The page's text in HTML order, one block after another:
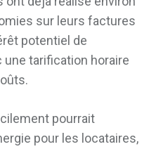
sur leurs factures
potentiel de
tarification horaire
pourrait
pour les locataires,